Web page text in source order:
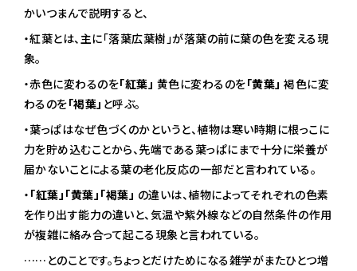
かいつまんで説明すると、
・紅葉とは、主に「落葉広葉樹」が落葉の前に葉の色を変える現
象。
・赤色に変わるのを「紅葉」 黄色に変わるのを「黄葉」褐色に変
わるのを「褐葉」 と呼ぶ。
・葉っぱはなぜ色づくのかというと、植物は寒い時期に根っこに
力を貯め込むことから、先端である葉っぱにまで十分に栄養が
届かないことによる葉の老化反応の一部だと言われている。
・ 「紅葉」「黄葉」「褐葉」 の違いは、植物によってそれぞれの色素
を作り出す能力の違いと、気温や紫外線などの自然条件の作用
が複雑に絡み合って起こる現象と言われている。
……とのことです。ちょっとだけためになる雑学がまたひとつ増